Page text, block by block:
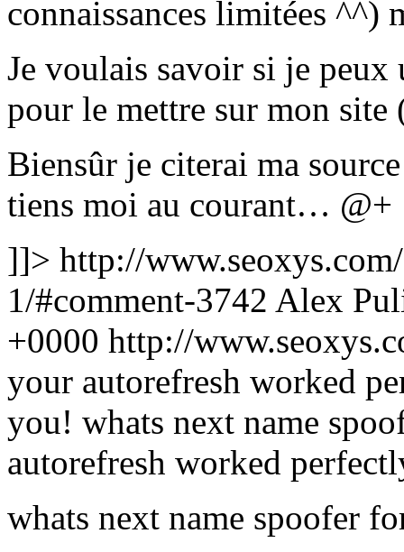
connaissances limitées
Je voulais savoir si je
pour le mettre sur mon site
Biensûr je citerai ma
tiens moi au courant… @+
]]> http://
1/#comment-3742 Alex
+0000 http://
your autorefresh worked
you! whats next name
autorefresh worked
whats next name spoofer